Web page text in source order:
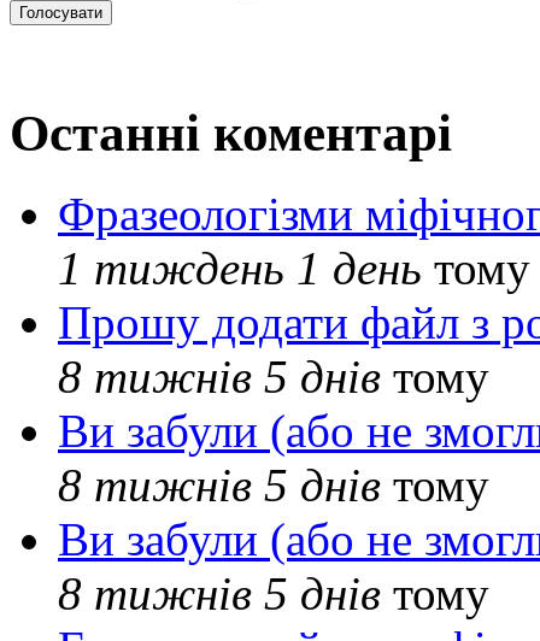
Останні коментарі
Фразеологізми
1 тиждень 1 день тому
Прошу додати файл з
8 тижнів 5 днів тому
Ви забули (або не
8 тижнів 5 днів тому
Ви забули (або не
8 тижнів 5 днів тому